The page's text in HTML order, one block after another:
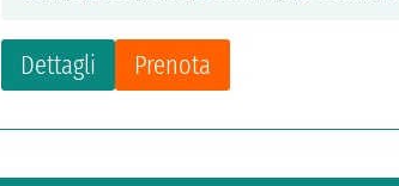
Dettagli Prenota